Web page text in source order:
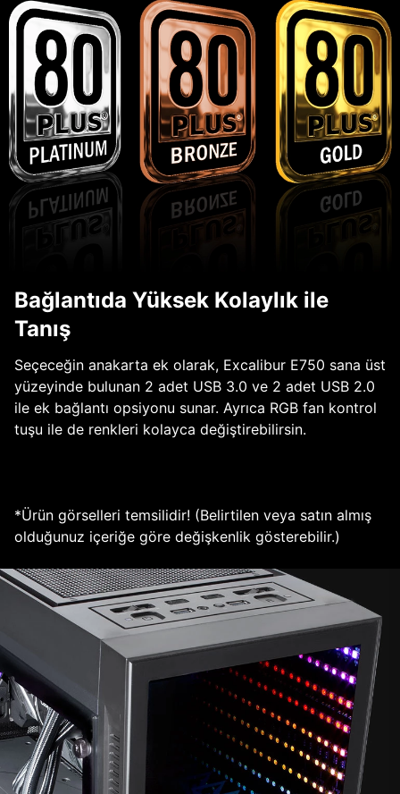
Bağlantıda Yüksek Kolaylık ile
Tanış
Seçeceğin anakarta ek olarak, Excalibur E750 sana üst
yüzeyinde bulunan 2 adet USB 3.0 ve 2 adet USB 2.0
ile ek bağlantı opsiyonu sunar. Ayrıca RGB fan kontrol
tuşu ile de renkleri kolayca değiştirebilirsin.
*Ürün görselleri temsilidir! (Belirtilen veya satın almış
olduğunuz içeriğe göre değişkenlik gösterebilir.)